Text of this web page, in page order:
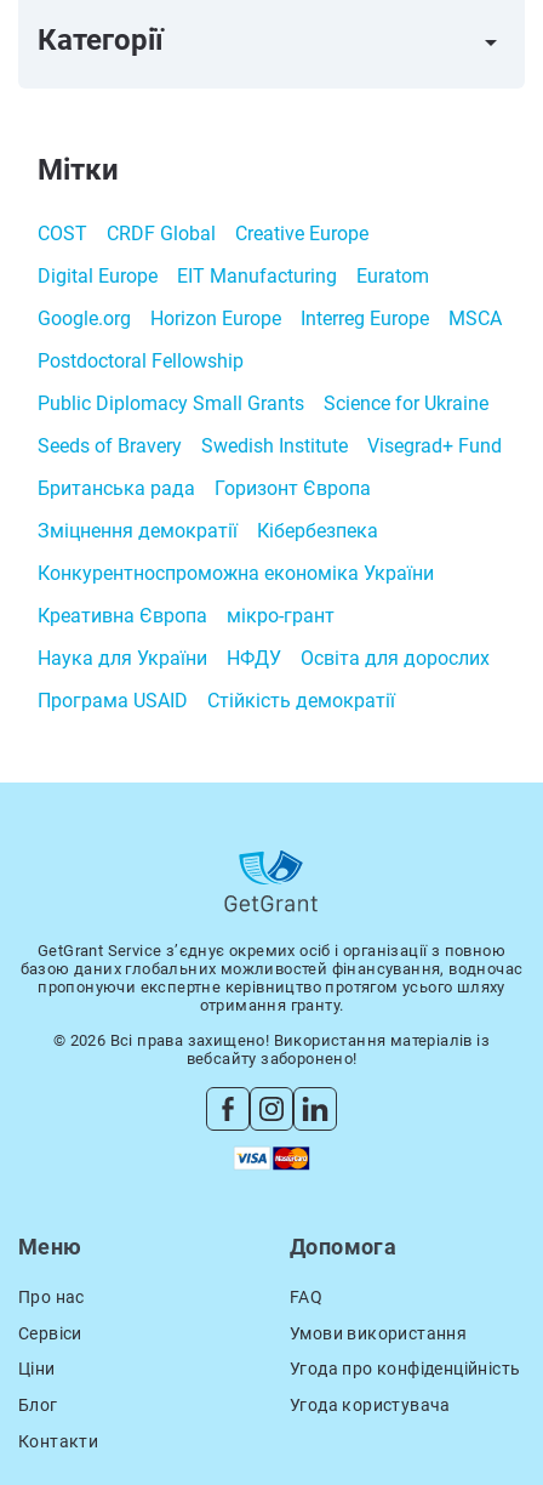
Категорії arrow_right
Мітки
COST CRDF Global
Creative Europe
Digital Europe
EIT Manufacturing
Euratom
Google.org
Horizon Europe Interreg Europe
MSCA
Postdoctoral Fellowship
Public Diplomacy Small Grants
Science for Ukraine
Seeds of Bravery
Swedish Institute
Visegrad+ Fund
Британська рада
Горизонт Європа
Зміцнення демократії
Кібербезпека
Конкурентноспроможна економіка України
Креативна Європа
мікро-грант
Наука для України
НФДУ
Освіта для дорослих
Програма USAID
Стійкість демократії
GetGrant Service з’єднує окремих осіб і організації з повною
базою даних глобальних можливостей фінансування, водночас
пропонуючи експертне керівництво протягом усього шляху
отримання гранту.
© 2026 Всі права захищено! Використання матеріалів із
вебсайту заборонено!
Меню
Про нас
Сервіси
Ціни
Блог
Контакти
Допомога
FAQ
Умови використання
Угода про конфіденційність
Угода користувача